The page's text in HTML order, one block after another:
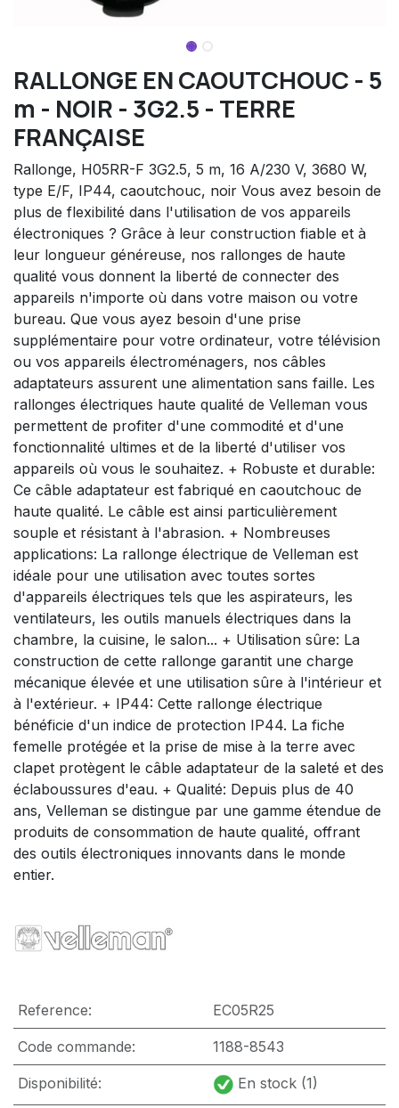
RALLONGE EN CAOUTCHOUC - 5
m - NOIR - 3G2.5 - TERRE
FRANÇAISE
Rallonge, H05RR-F 3G2.5, 5 m, 16 A/230 V, 3680 W,
type E/F, IP44, caoutchouc, noir Vous avez besoin de
plus de flexibilité dans l'utilisation de vos appareils
électroniques ? Grâce à leur construction fiable et à
leur longueur généreuse, nos rallonges de haute
qualité vous donnent la liberté de connecter des
appareils n'importe où dans votre maison ou votre
bureau. Que vous ayez besoin d'une prise
supplémentaire pour votre ordinateur, votre télévision
ou vos appareils électroménagers, nos câbles
adaptateurs assurent une alimentation sans faille. Les
rallonges électriques haute qualité de Velleman vous
permettent de profiter d'une commodité et d'une
fonctionnalité ultimes et de la liberté d'utiliser vos
appareils où vous le souhaitez. + Robuste et durable:
Ce câble adaptateur est fabriqué en caoutchouc de
haute qualité. Le câble est ainsi particulièrement
souple et résistant à l'abrasion. + Nombreuses
applications: La rallonge électrique de Velleman est
idéale pour une utilisation avec toutes sortes
d'appareils électriques tels que les aspirateurs, les
ventilateurs, les outils manuels électriques dans la
chambre, la cuisine, le salon... + Utilisation sûre: La
construction de cette rallonge garantit une charge
mécanique élevée et une utilisation sûre à l'intérieur et
à l'extérieur. + IP44: Cette rallonge électrique
bénéficie d'un indice de protection IP44. La fiche
femelle protégée et la prise de mise à la terre avec
clapet protègent le câble adaptateur de la saleté et des
éclaboussures d'eau. + Qualité: Depuis plus de 40
ans, Velleman se distingue par une gamme étendue de
produits de consommation de haute qualité, offrant
des outils électroniques innovants dans le monde
entier.
Reference: EC05R25
Code commande: 1188-8543
Disponibilité: En stock (1)